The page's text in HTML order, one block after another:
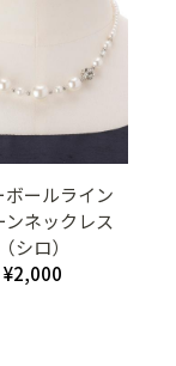
ボールライン
ンネックレス
（シロ）
¥2,000